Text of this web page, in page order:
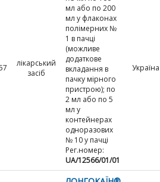
лікарський
засіб
мл або по 200
мл у флаконах
полімерних №
1 в пачці
(можливе
додаткове
вкладання в
пачку мірного
пристрою); по
2 мл або по 5
мл у
контейнерах
одноразових
№ 10 у пачці
Рег.номер:
UA/12566/01/01
Україна